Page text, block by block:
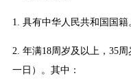
1. 具有中华人民共和国国籍
2. 年满18周岁及以上，35
一日）。其中：